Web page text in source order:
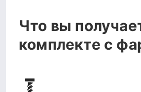
Что вы
комплекте с